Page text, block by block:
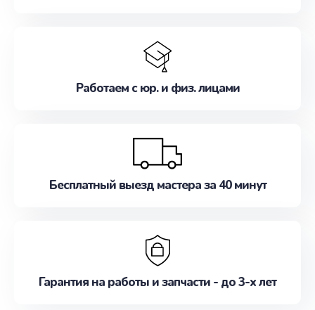
Работаем с юр. и физ. лицами
Бесплатный выезд мастера за 40 минут
Гарантия на работы и запчасти - до 3-х лет